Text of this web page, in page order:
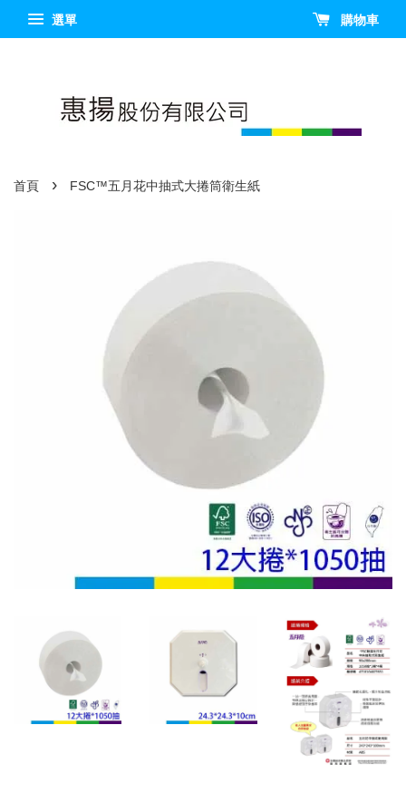
選單 購物車
首頁 › FSC™五月花中抽式大捲筒衛生紙